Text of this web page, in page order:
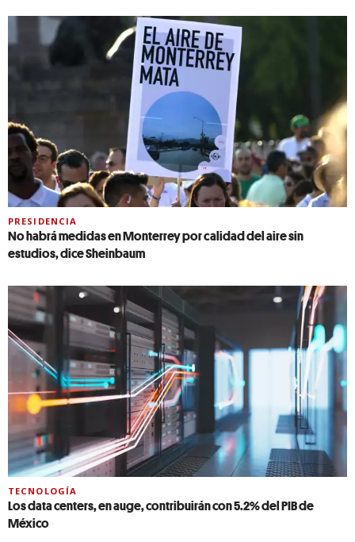
PRESIDENCIA
No habrá medidas en Monterrey por calidad del aire sin
estudios, dice Sheinbaum
TECNOLOGÍA
Los data centers, en auge, contribuirán con 5.2% del PIB de
México